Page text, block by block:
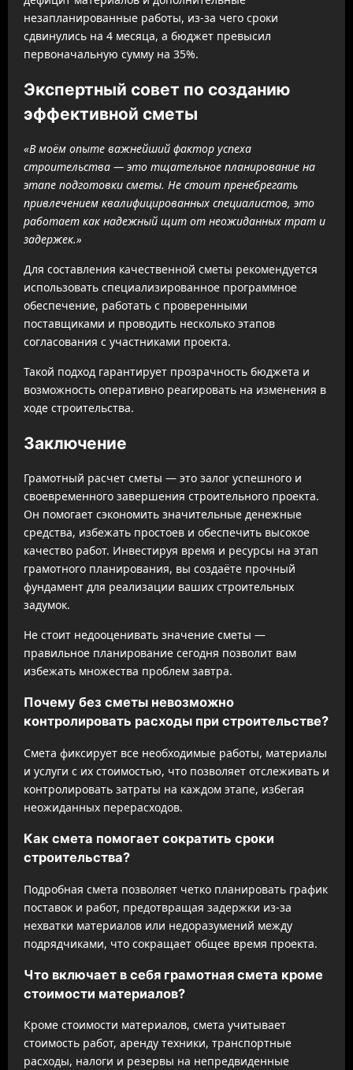
незапланированные работы, из-за чего сроки
сдвинулись на 4 месяца, а бюджет превысил
первоначальную сумму на 35%.
Экспертный совет по созданию
эффективной сметы
«В моём опыте важнейший фактор успеха
строительства — это тщательное планирование на
этапе подготовки сметы. Не стоит пренебрегать
привлечением квалифицированных специалистов, это
работает как надежный щит от неожиданных трат и
задержек.»
Для составления качественной сметы рекомендуется
использовать специализированное программное
обеспечение, работать с проверенными
поставщиками и проводить несколько этапов
согласования с участниками проекта.
Такой подход гарантирует прозрачность бюджета и
возможность оперативно реагировать на изменения в
ходе строительства.
Заключение
Грамотный расчет сметы — это залог успешного и
своевременного завершения строительного проекта.
Он помогает сэкономить значительные денежные
средства, избежать простоев и обеспечить высокое
качество работ. Инвестируя время и ресурсы на этап
грамотного планирования, вы создаёте прочный
фундамент для реализации ваших строительных
задумок.
Не стоит недооценивать значение сметы —
правильное планирование сегодня позволит вам
избежать множества проблем завтра.
Почему без сметы невозможно
контролировать расходы при строительстве?
Смета фиксирует все необходимые работы, материалы
и услуги с их стоимостью, что позволяет отслеживать и
контролировать затраты на каждом этапе, избегая
неожиданных перерасходов.
Как смета помогает сократить сроки
строительства?
Подробная смета позволяет четко планировать график
поставок и работ, предотвращая задержки из-за
нехватки материалов или недоразумений между
подрядчиками, что сокращает общее время проекта.
Что включает в себя грамотная смета кроме
стоимости материалов?
Кроме стоимости материалов, смета учитывает
стоимость работ, аренду техники, транспортные
расходы, налоги и резервы на непредвиденные